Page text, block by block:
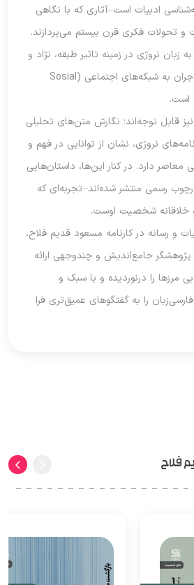
ادبیات است—آثاری که با نگاهی
و تحولات فکری قرن بیستم می‌پردازند.
نروژی در زمینه تاثیر طبقه، نژاد و
جنسیت بر دسترسی مهاجران به شبکه‌های اجتماعی (Sosial
قابل توجه‌اند؛ نگارش متن‌های تحلیلی
نروژی، نشان از توانایی در فهم و
دارد. در کنار این‌ها، داستان‌هایی
رسمی منتشر شده‌اند—تجربه‌ای که
شخصیت اوست.
و رسانه در کارنامه مسعود قدیم فلاح،
جامع‌اندیش و چندوجهی ارائه
را درنوردیده و با سبک و
را به گفتگوهای عمیق‌تری فرا